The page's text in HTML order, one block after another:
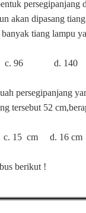
persegipanjang
akan dipasang
tiang lampu
c. 96 d. 140
persegipanjang
tersebut 52
c. 15 cm d. 16 cm
berikut !